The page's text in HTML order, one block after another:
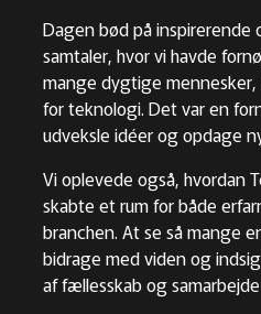
Dagen bød på
samtaler, hvor vi havde
mange dygtige
for teknologi. Det var en
udveksle idéer og opdage
Vi oplevede også, hvordan
skabte et rum for både
branchen. At se så mange
bidrage med viden og
af fællesskab og